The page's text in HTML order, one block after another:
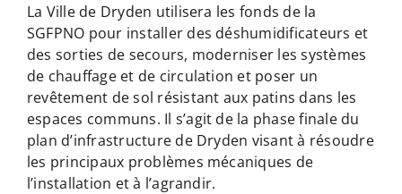
La Ville de Dryden utilisera les fonds de la
SGFPNO pour installer des déshumidificateurs et
des sorties de secours, moderniser les systèmes
de chauffage et de circulation et poser un
revêtement de sol résistant aux patins dans les
espaces communs. Il s’agit de la phase finale du
plan d’infrastructure de Dryden visant à résoudre
les principaux problèmes mécaniques de
l’installation et à l’agrandir.